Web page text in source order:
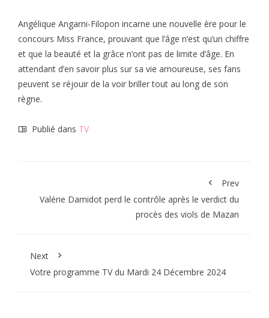
Angélique Angarni-Filopon incarne une nouvelle ère pour le
concours Miss France, prouvant que l’âge n’est qu’un chiffre
et que la beauté et la grâce n’ont pas de limite d’âge. En
attendant d’en savoir plus sur sa vie amoureuse, ses fans
peuvent se réjouir de la voir briller tout au long de son
règne.
Publié dans TV
Prev
Valérie Damidot perd le contrôle après le verdict du
procès des viols de Mazan
Next
Votre programme TV du Mardi 24 Décembre 2024